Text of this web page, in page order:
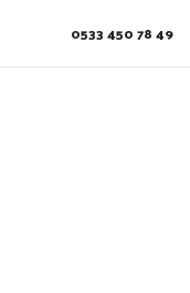
0533 450 78 49